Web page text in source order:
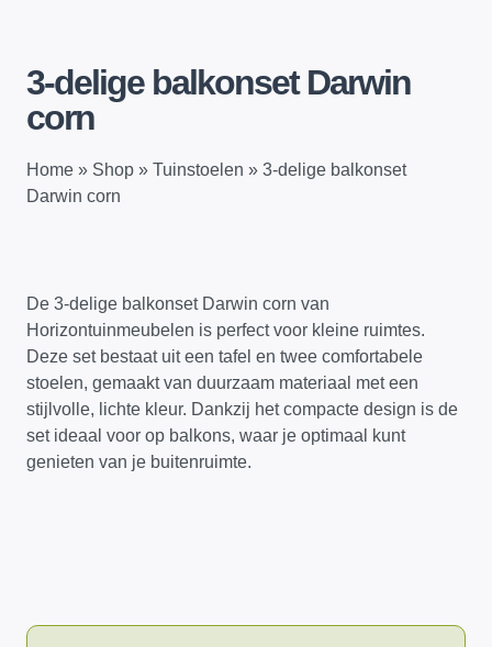
3-delige balkonset Darwin
corn
Home » Shop » Tuinstoelen » 3-delige balkonset
Darwin corn
De 3-delige balkonset Darwin corn van
Horizontuinmeubelen is perfect voor kleine ruimtes.
Deze set bestaat uit een tafel en twee comfortabele
stoelen, gemaakt van duurzaam materiaal met een
stijlvolle, lichte kleur. Dankzij het compacte design is de
set ideaal voor op balkons, waar je optimaal kunt
genieten van je buitenruimte.